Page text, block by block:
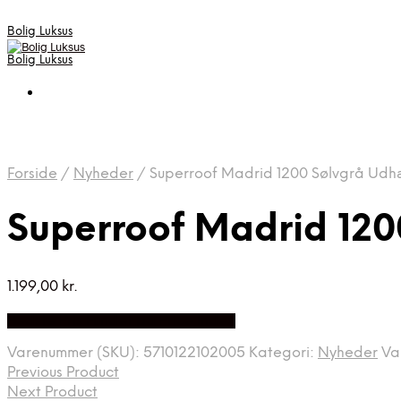
Bolig Luksus
Bolig Luksus
Forside / Nyheder / Superroof Madrid 1200 Sølvgrå
Superroof Madrid
1.199,00 kr.
Varenummer (SKU): 5710122102005 Kategori: Nyheder
Previous Product
Next Product